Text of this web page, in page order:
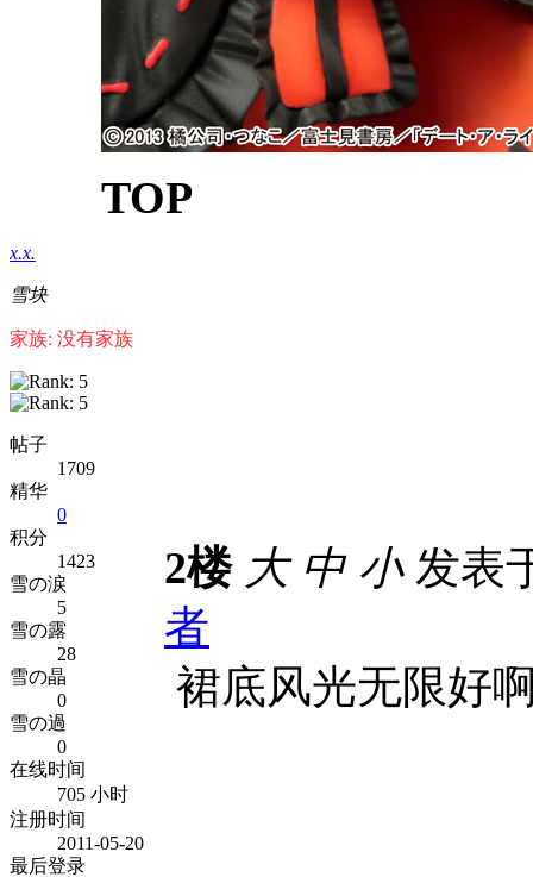
TOP
x.x.
雪块
家族: 没有家族
帖子
1709
精华
0
积分
1423
雪の涙
5
雪の露
28
雪の晶
0
雪の過
0
在线时间
705 小时
注册时间
2011-05-20
最后登录
2楼 大 中 小发表
者
裙底风光无限好